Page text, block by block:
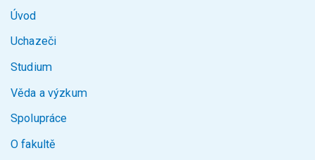
Úvod
Uchazeči
Studium
Věda a výzkum
Spolupráce
O fakultě